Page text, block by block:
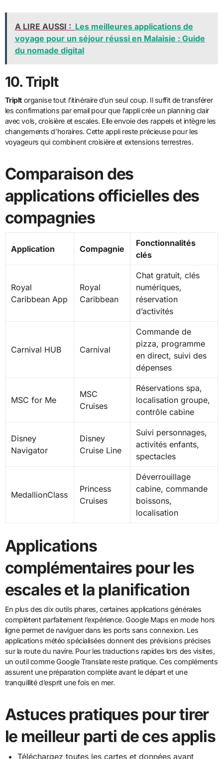
A LIRE AUSSI : Les meilleures applications de
voyage pour un séjour réussi en Malaisie : Guide
du nomade digital
10. TripIt
TripIt organise tout l’itinéraire d’un seul coup. Il suffit de transférer
les confirmations par email pour que l’appli crée un planning clair
avec vols, croisière et escales. Elle envoie des rappels et intègre les
changements d’horaires. Cette appli reste précieuse pour les
voyageurs qui combinent croisière et extensions terrestres.
Comparaison des
applications officielles des
compagnies
Application Compagnie
Fonctionnalités
clés
Royal
Caribbean App
Royal
Caribbean
Chat gratuit, clés
numériques,
réservation
d’activités
Carnival HUB Carnival
Commande de
pizza, programme
en direct, suivi des
dépenses
MSC for Me
MSC
Cruises
Réservations spa,
localisation groupe,
contrôle cabine
Disney
Navigator
Disney
Cruise Line
Suivi personnages,
activités enfants,
spectacles
MedallionClass
Princess
Cruises
Déverrouillage
cabine, commande
boissons,
localisation
Applications
complémentaires pour les
escales et la planification
En plus des dix outils phares, certaines applications générales
complètent parfaitement l’expérience. Google Maps en mode hors
ligne permet de naviguer dans les ports sans connexion. Les
applications météo spécialisées donnent des prévisions précises
sur la route du navire. Pour les traductions rapides lors des visites,
un outil comme Google Translate reste pratique. Ces compléments
assurent une préparation complète avant le départ et une
tranquillité d’esprit une fois en mer.
Astuces pratiques pour tirer
le meilleur parti de ces applis
Téléchargez toutes les cartes et données avant